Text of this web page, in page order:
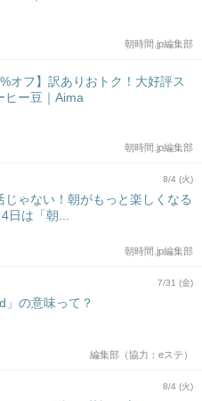
朝時間.jp編集部
オフ】訳ありおトク！大好評ス
ヒー豆｜Aima
朝時間.jp編集部
8/4 (火)
じゃない！朝がもっと楽しくなる
日は「朝...
朝時間.jp編集部
7/31 (金)
の意味って？
編集部（協力：eステ）
8/4 (火)